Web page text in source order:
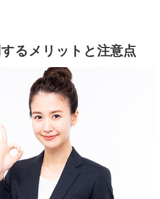
るメリットと注意点